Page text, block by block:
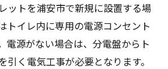
ットを浦安市で新規に設置する場
トイレ内に専用の電源コンセント
電源がない場合は、分電盤からト
引く電気工事が必要となります。